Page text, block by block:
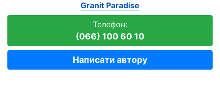
Granit Paradise
Телефон:
(066) 100 60 10
Написати автору